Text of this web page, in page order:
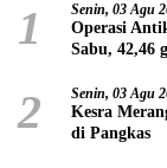
1 Senin, 03 Agu
Operasi
Sabu, 42,46
2 Senin, 03 Agu
Kesra
di Pangkas